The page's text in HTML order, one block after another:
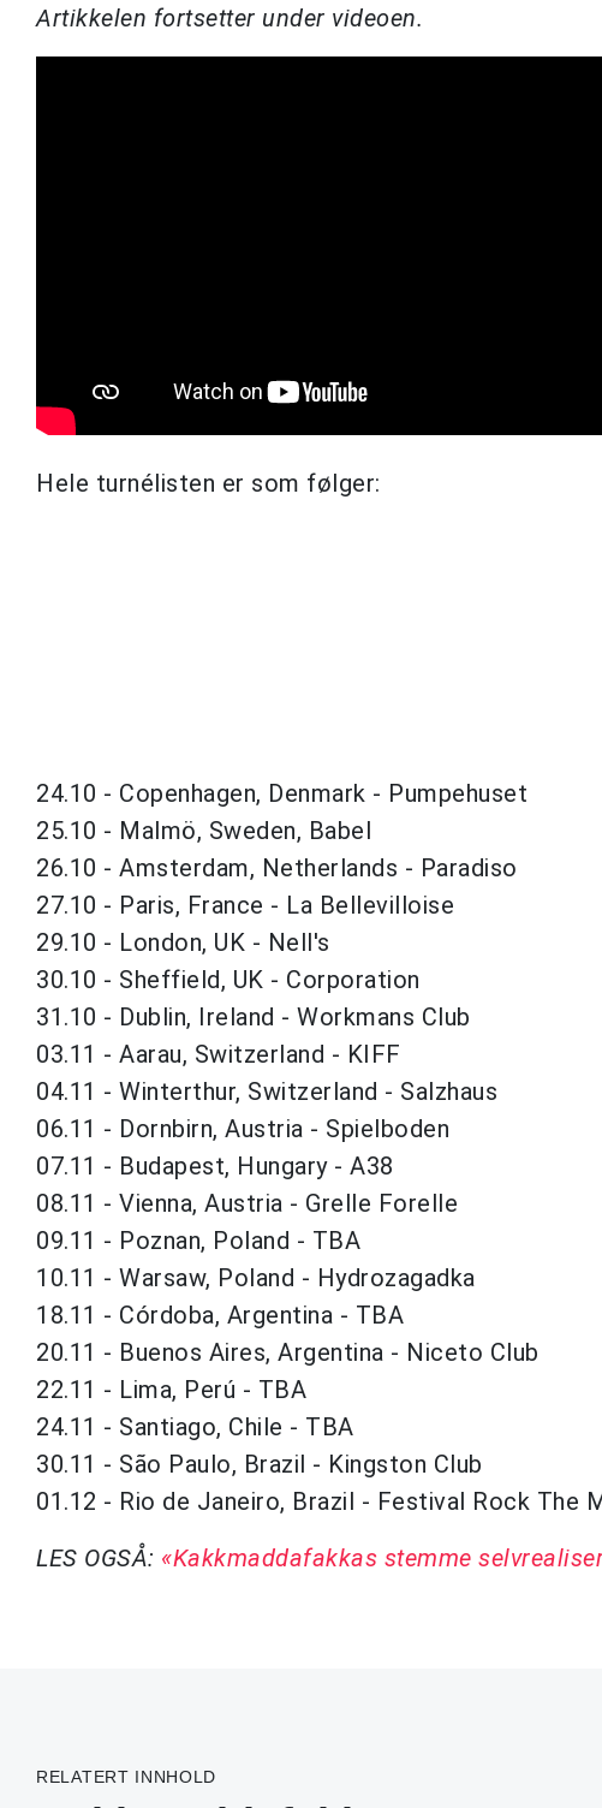
Artikkelen fortsetter under videoen.
Hele turnélisten er som følger:
24.10 - Copenhagen, Denmark - Pumpehuset
25.10 - Malmö, Sweden, Babel
26.10 - Amsterdam, Netherlands - Paradiso
27.10 - Paris, France - La Bellevilloise
29.10 - London, UK - Nell's
30.10 - Sheffield, UK - Corporation
31.10 - Dublin, Ireland - Workmans Club
03.11 - Aarau, Switzerland - KIFF
04.11 - Winterthur, Switzerland - Salzhaus
06.11 - Dornbirn, Austria - Spielboden
07.11 - Budapest, Hungary - A38
08.11 - Vienna, Austria - Grelle Forelle
09.11 - Poznan, Poland - TBA
10.11 - Warsaw, Poland - Hydrozagadka
18.11 - Córdoba, Argentina - TBA
20.11 - Buenos Aires, Argentina - Niceto Club
22.11 - Lima, Perú - TBA
24.11 - Santiago, Chile - TBA
30.11 - São Paulo, Brazil - Kingston Club
01.12 - Rio de Janeiro, Brazil - Festival Rock The
LES OGSÅ: «Kakkmaddafakkas stemme
RELATERT INNHOLD